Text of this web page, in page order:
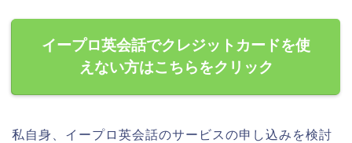
イープロ英会話でクレジットカードを使
えない方はこちらをクリック
私自身、イープロ英会話のサービスの申し込みを検討